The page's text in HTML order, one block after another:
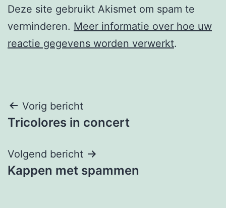
Deze site gebruikt Akismet om spam te
verminderen. Meer informatie over hoe uw
reactie gegevens worden verwerkt.
Berichtnavigatie
Vorig bericht
Tricolores in concert
Volgend bericht
Kappen met spammen